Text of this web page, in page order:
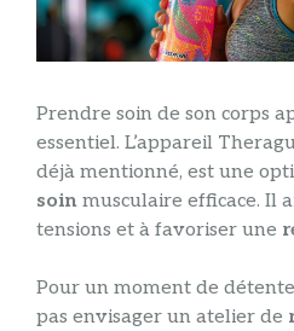
Prendre soin de son corps
essentiel. L’appareil
déjà mentionné, est une
soin musculaire efficace. Il
tensions et à favoriser une
Pour un moment de
pas envisager un atelier de